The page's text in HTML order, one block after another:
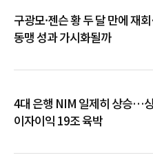
구광모·젠슨 황 두 달 만에 재
동맹 성과 가시화될까
4대 은행 NIM 일제히 상승…
이자이익 19조 육박